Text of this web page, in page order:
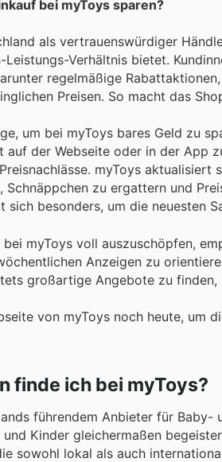
bei myToys sparen?
als vertrauenswürdiger
Leistungs-Verhältnis bietet.
regelmäßige
Preisen. So macht das
um bei myToys bares Geld zu
auf der Webseite oder in der App
myToys aktualisiert
Schnäppchen zu ergattern und
sich besonders, um die neuesten
myToys voll auszuschöpfen,
Anzeigen zu
großartige Angebote zu
von myToys noch heute,
finde ich bei myToys?
führendem Anbieter für
Kinder gleichermaßen
sowohl lokal als auch